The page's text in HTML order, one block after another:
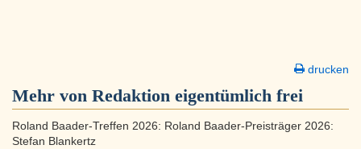
drucken
Mehr von Redaktion eigentümlich frei
Roland Baader-Treffen 2026: Roland Baader-Preisträger 2026:
Stefan Blankertz